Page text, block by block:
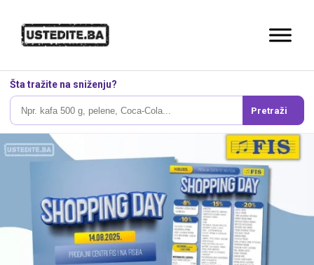
Šta tražite na sniženju?
Pretraži